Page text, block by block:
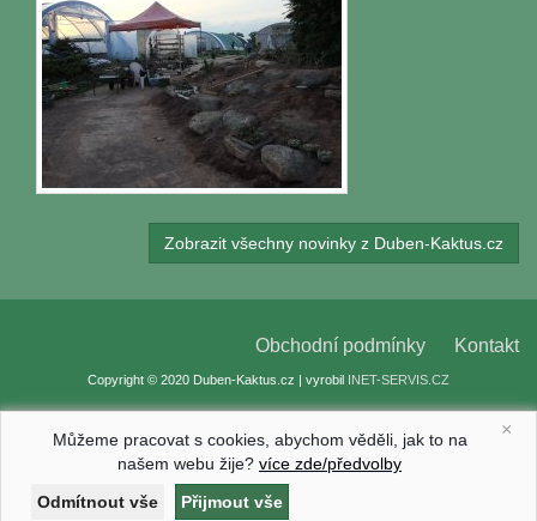
Zobrazit všechny novinky z Duben-Kaktus.cz
Obchodní podmínky Kontakt
Copyright © 2020 Duben-Kaktus.cz | vyrobil INET-SERVIS.CZ
×
Můžeme pracovat s cookies, abychom věděli, jak to na
našem webu žije? více zde/předvolby